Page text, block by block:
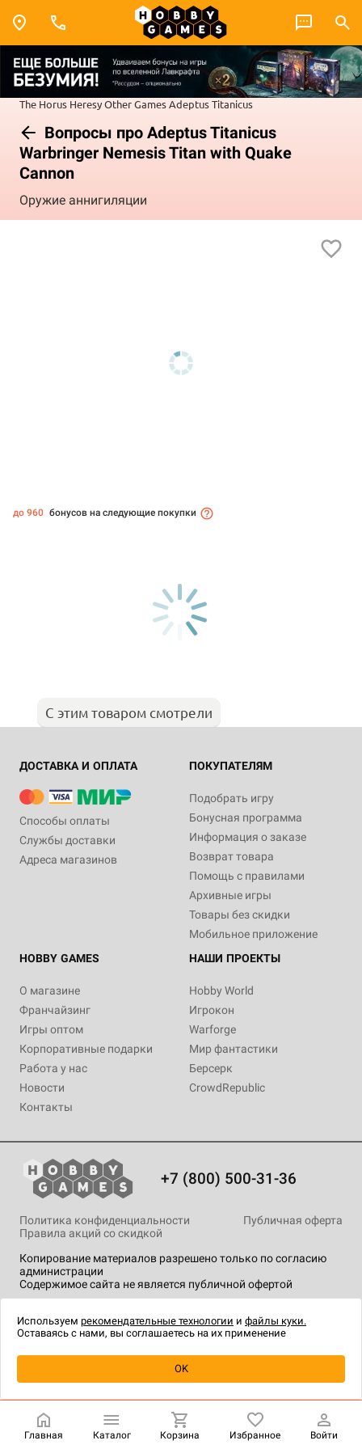
The Horus HeresyOther GamesAdeptus Titanicus
Вопросы про Adeptus Titanicus
Warbringer Nemesis Titan with Quake
Cannon
Оружие аннигиляции
Уведомить о наличии
до 960 бонусов на следующие покупки
С этим товаром смотрели
ДОСТАВКА И ОПЛАТА
Способы оплаты
Службы доставки
Адреса магазинов
ПОКУПАТЕЛЯМ
Подобрать игру
Бонусная программа
Информация о заказе
Возврат товара
Помощь с правилами
Архивные игры
Товары без скидки
Мобильное приложение
HOBBY GAMES
О магазине
Франчайзинг
Игры оптом
Корпоративные подарки
Работа у нас
Новости
Контакты
НАШИ ПРОЕКТЫ
Hobby World
Игрокон
Warforge
Мир фантастики
Берсерк
CrowdRepublic
+7 (800) 500-31-36
Копирование материалов разрешено только по согласию
администрации
Содержимое сайта не является публичной офертой
Политика конфиденциальности
Публичная оферта
Правила акций со скидкой
технологии.
Главная Каталог Корзина Избранное Войти
Используем рекомендательные технологии и файлы куки.
Оставаясь с нами, вы соглашаетесь на их применение
OK